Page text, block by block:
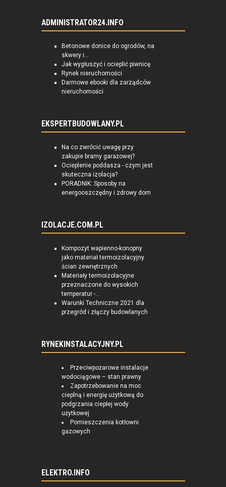
ADMINISTRATOR24.INFO
Betonowe donice do ogrodów, na
skwery i...
Jak wygłuszyć i ocieplić piwnicę
Rynek nieruchomości
Darmowe ebooki dla zarządców
nieruchomości
EKSPERTBUDOWLANY.PL
Na co zwrócić uwagę przy
zakupie bramy garażowej?
Ocieplenie poddasza - czym jest
skuteczna izolacja?
PORADNIK: Sposoby na
energooszczędny i zdrowy dom
IZOLACJE.COM.PL
Kompozyt wapienno-konopny
jako materiał termoizolacyjny
ścian zewnętrznych
Materiały termoizolacyjne
przeznaczone do wysokich
temperatur -...
Warunki Techniczne 2021 dla
przegród i złączy budowlanych
RYNEKINSTALACYJNY.PL
Przeciwpożarowe instalacje
wodociągowe – stan prawny
Zapotrzebowanie na moc
cieplną i energię użytkową do
podgrzania ciepłej wody
użytkowej
Pomieszczenia kotłowni
gazowych
ELEKTRO.INFO